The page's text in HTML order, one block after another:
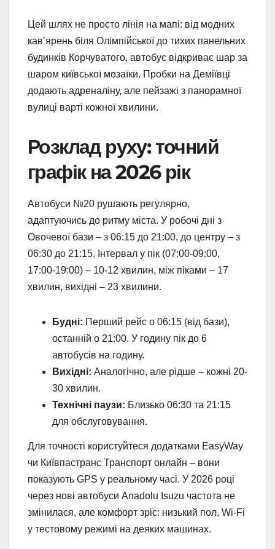
Цей шлях не просто лінія на мапі: від модних
кав’ярень біля Олімпійської до тихих панельних
будинків Корчуватого, автобус відкриває шар за
шаром київської мозаїки. Пробки на Деміївці
додають адреналіну, але пейзажі з панорамної
вулиці варті кожної хвилини.
Розклад руху: точний
графік на 2026 рік
Автобуси №20 рушають регулярно,
адаптуючись до ритму міста. У робочі дні з
Овочевої бази – з 06:15 до 21:00, до центру – з
06:30 до 21:15. Інтервал у пік (07:00-09:00,
17:00-19:00) – 10-12 хвилин, між піками – 17
хвилин, вихідні – 23 хвилини.
Будні: Перший рейс о 06:15 (від бази),
останній о 21:00. У годину пік до 6
автобусів на годину.
Вихідні: Аналогічно, але рідше – кожні 20-
30 хвилин.
Технічні паузи: Близько 06:30 та 21:15
для обслуговування.
Для точності користуйтеся додатками EasyWay
чи Київпастранс Транспорт онлайн – вони
показують GPS у реальному часі. У 2026 році
через нові автобуси Anadolu Isuzu частота не
змінилася, але комфорт зріс: низький пол, Wi-Fi
у тестовому режимі на деяких машинах.